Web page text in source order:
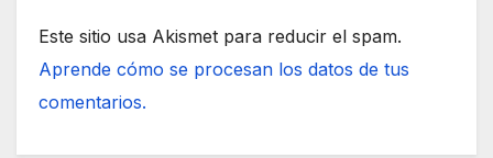
Este sitio usa Akismet para reducir el spam.
Aprende cómo se procesan los datos de tus
comentarios.